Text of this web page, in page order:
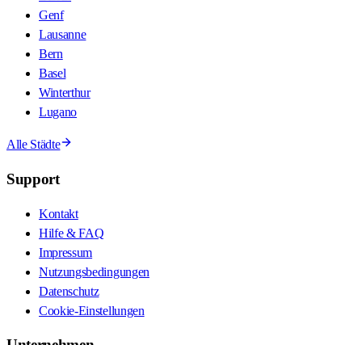
Genf
Lausanne
Bern
Basel
Winterthur
Lugano
Alle Städte
Support
Kontakt
Hilfe & FAQ
Impressum
Nutzungsbedingungen
Datenschutz
Cookie-Einstellungen